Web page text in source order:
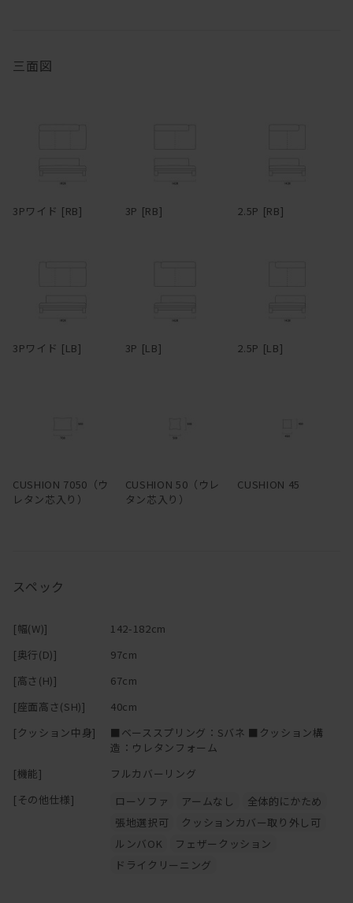
受け止める弾力の両方を兼ね備えている。ウレタン芯が入っている
いずれかで製作でき、どちらもたっぷりと無垢材の自然な素材感を
ルにもシックにも、女性的にも男性的にもコーディネートできる。
タイプごとに3種類のサイズがあり、さらに細かく指定したい場合
きる。フルカバーリング仕様のため生地は取り外してドライクリー
いただくと、しっとりとした風合いが蘇り、味わいも深まります。
けるうち、そんなクラックも、あるいは増えていく傷や染みも、経
いきます。自然素材ならではの変化をあたたかく見守りながら、末
三面図
3Pワイド [RB] 3P [RB] 2.5P [RB]
3Pワイド [LB] 3P [LB] 2.5P [LB]
CUSHION 7050（ウ
レタン芯入り）
CUSHION 50（ウレ
タン芯入り）
CUSHION 45
スペック
[幅(W)]
142-182cm
[奥行(D)]
97cm
[高さ(H)]
67cm
[座面高さ(SH)]
40cm
[クッション中身]
■ベーススプリング：Sバネ ■クッション構
造：ウレタンフォーム
[機能]
フルカバーリング
[その他仕様]
ローソファ アームなし
全体的にかため
張地選択可
クッションカバー取り外し可
ルンバOK
フェザークッション
ドライクリーニング